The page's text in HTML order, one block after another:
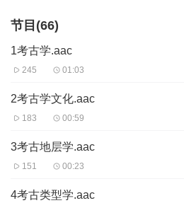
节目(66)
1考古学.aac
245 01:03
2考古学文化.aac
183 00:59
3考古地层学.aac
151 00:23
4考古类型学.aac